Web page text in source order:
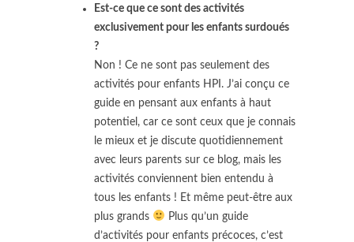
Est-ce que ce sont des activités
exclusivement pour les enfants surdoués
?
Non ! Ce ne sont pas seulement des
activités pour enfants HPI. J’ai conçu ce
guide en pensant aux enfants à haut
potentiel, car ce sont ceux que je connais
le mieux et je discute quotidiennement
avec leurs parents sur ce blog, mais les
activités conviennent bien entendu à
tous les enfants ! Et même peut-être aux
plus grands
Plus qu’un guide
d’activités pour enfants précoces, c’est